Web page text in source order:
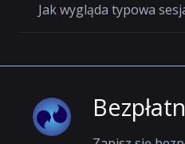
Jak wygląda typowa